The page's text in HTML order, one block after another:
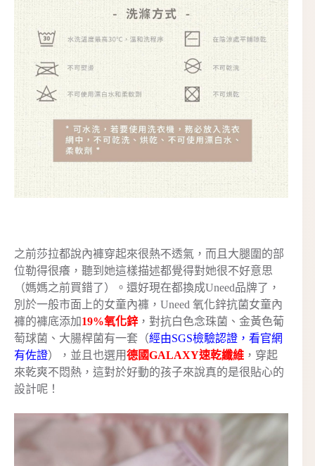
之前莎拉都說內褲穿起來很熱不透氣，而且大腿圍的部
位勒得很癢，聽到她這樣描述都覺得對她很不好意思
（媽媽之前買錯了）。還好現在都換成Uneed品牌了，
別於一般市面上的女童內褲，Uneed 氧化鋅抗菌女童內
褲的褲底添加19%氧化鋅 ，對抗白色念珠菌、金黃色葡
萄球菌、大腸桿菌有一套（經由SGS檢驗認證，看官網
有佐證），並且也選用德國GALAXY速乾纖維 ，穿起
來乾爽不悶熱，這對於好動的孩子來說真的是很貼心的
設計呢！